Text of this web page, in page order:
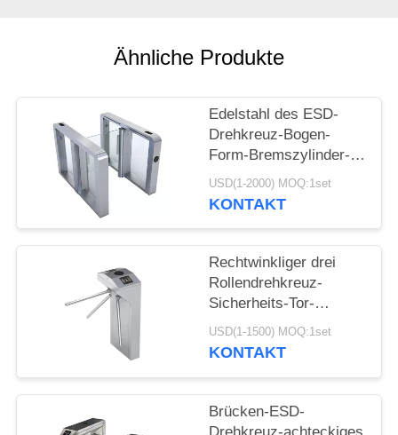
NACHRICHTEN
Ähnliche Produkte
Edelstahl des ESD-
Drehkreuz-Bogen-
Form-Bremszylinder-
Pendel-304 im Freien
USD(1-2000) MOQ:1set
KONTAKT
Rechtwinkliger drei
Rollendrehkreuz-
Sicherheits-Tor-
Edelstahl-vertikale Art
USD(1-1500) MOQ:1set
KONTAKT
Brücken-ESD-
Drehkreuz-achteckiges